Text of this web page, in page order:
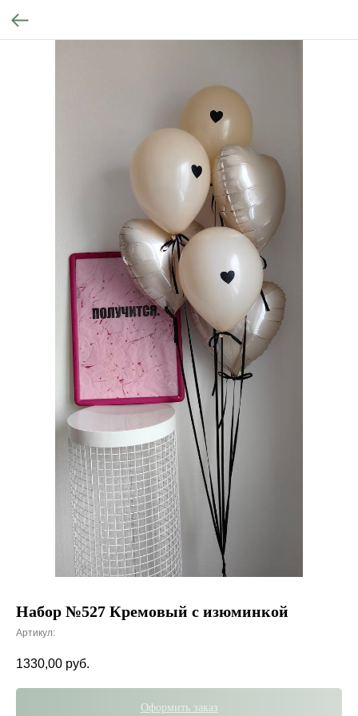
Набор №527 Кремовый с изюминкой
Артикул:
1330,00 руб.
Оформить заказ